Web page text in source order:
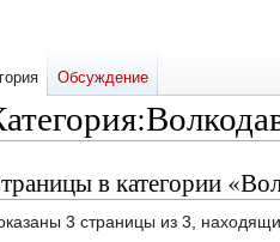
:
в категории
3 страницы из 3,
Обсуждение